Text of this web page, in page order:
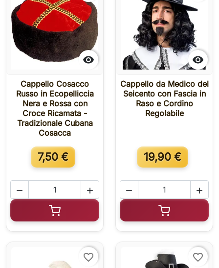

Cappello Cosacco
Russo in Ecopelliccia
Nera e Rossa con
Croce Ricamata -
Tradizionale Cubana
Cosacca
7,50 €


Aggiungi al carrello

Cappello da Medico del
Seicento con Fascia in
Raso e Cordino
Regolabile
19,90 €


Aggiungi al
favorite_border favorite_border